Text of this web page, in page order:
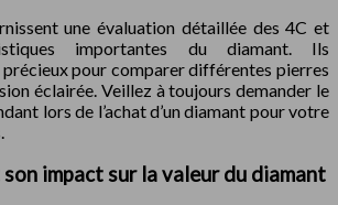
une évaluation détaillée des 4C et
importantes du diamant. Ils
pour comparer différentes pierres
éclairée. Veillez à toujours demander le
lors de l’achat d’un diamant pour votre
impact sur la valeur du diamant